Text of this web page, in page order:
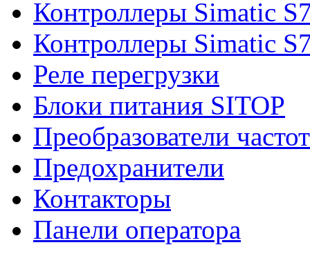
Контроллеры Simatic
Контроллеры Simatic
Реле перегрузки
Блоки питания SITOP
Преобразователи
Предохранители
Контакторы
Панели оператора